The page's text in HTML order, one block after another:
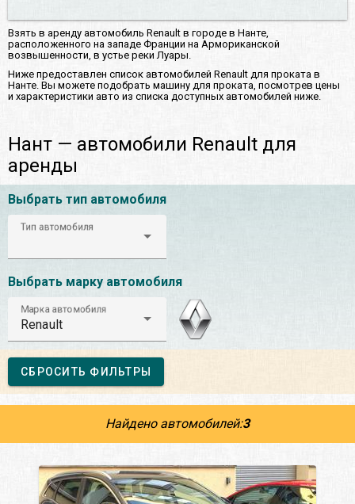
Взять в аренду автомобиль Renault в городе в Нанте,
расположенного на западе Франции на Армориканской
возвышенности, в устье реки Луары.
Ниже предоставлен список автомобилей Renault для проката в
Нанте. Вы можете подобрать машину для проката, посмотрев цены
и характеристики авто из списка доступных автомобилей ниже.
Нант — автомобили Renault для
аренды
Выбрать тип автомобиля
Тип автомобиля
Выбрать марку автомобиля
Марка автомобиля
Renault
СБРОСИТЬ ФИЛЬТРЫ
Найдено автомобилей:3